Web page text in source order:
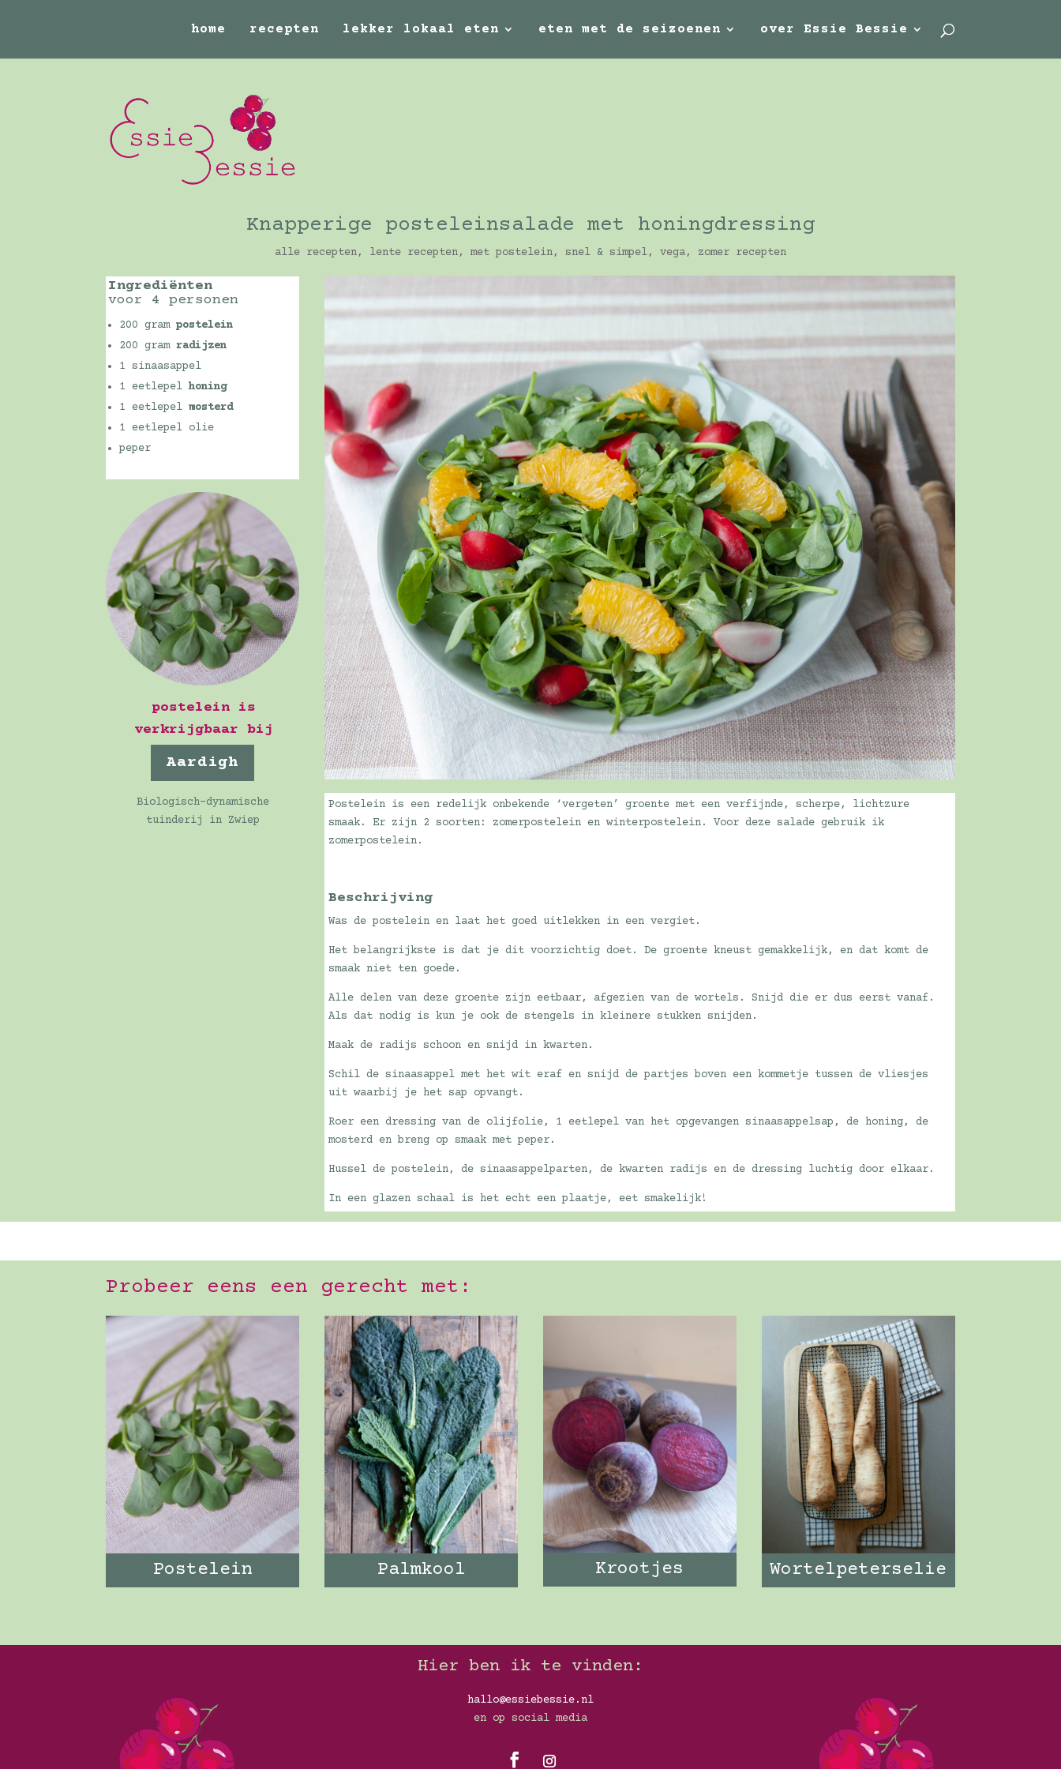
home recepten lekker lokaal eten eten met de seizoenen over Essie Bessie
Knapperige posteleinsalade met honingdressing
alle recepten, lente recepten, met postelein, snel & simpel, vega, zomer recepten
Ingrediënten
voor 4 personen
200 grampostelein
200 gramradijzen
1 sinaasappel
1 eetlepelhoning
1 eetlepelmosterd
1 eetlepel olie
peper
postelein is
verkrijgbaar bij
Aardigh
Biologisch-dynamische
tuinderij in Zwiep
Postelein is een redelijk onbekende ‘vergeten’ groente met een verfijnde, scherpe, lichtzure
smaak. Er zijn 2 soorten: zomerpostelein en winterpostelein. Voor deze salade gebruik ik
zomerpostelein.
Beschrijving
Was de postelein en laat het goed uitlekken in een vergiet.
Het belangrijkste is dat je dit voorzichtig doet. De groente kneust gemakkelijk, en dat komt de
smaak niet ten goede.
Alle delen van deze groente zijn eetbaar, afgezien van de wortels. Snijd die er dus eerst vanaf.
Als dat nodig is kun je ook de stengels in kleinere stukken snijden.
Maak de radijs schoon en snijd in kwarten.
Schil de sinaasappel met het wit eraf en snijd de partjes boven een kommetje tussen de vliesjes
uit waarbij je het sap opvangt.
Roer een dressing van de olijfolie, 1 eetlepel van het opgevangen sinaasappelsap, de honing, de
mosterd en breng op smaak met peper.
Hussel de postelein, de sinaasappelparten, de kwarten radijs en de dressing luchtig door elkaar.
In een glazen schaal is het echt een plaatje, eet smakelijk!
Probeer eens een gerecht met:
Postelein Palmkool Krootjes Wortelpeterselie
Hier ben ik te vinden:
hallo@essiebessie.nl
en op social media